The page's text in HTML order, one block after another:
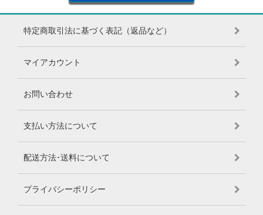
特定商取引法に基づく表記（返品など）
マイアカウント
お問い合わせ
支払い方法について
配送方法･送料について
プライバシーポリシー